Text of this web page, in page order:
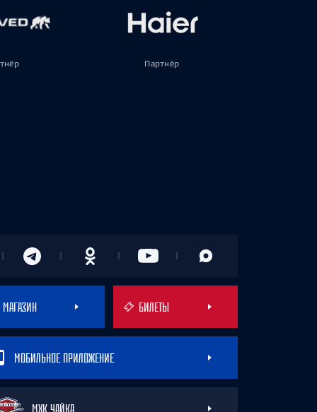
Партнёр
МАГАЗИН БИЛЕТЫ
МОБИЛЬНОЕ ПРИЛОЖЕНИЕ
МХК ЧАЙКА